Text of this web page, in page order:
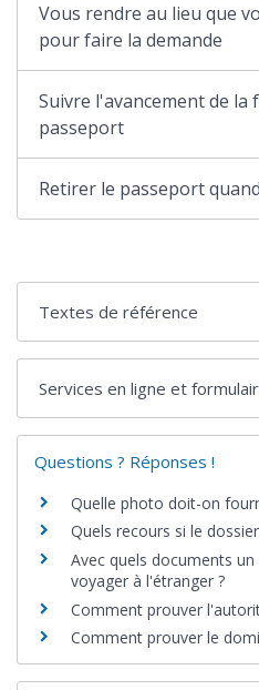
Vous rendre au lieu que
pour faire la demande
Suivre l'avancement de la
passeport
Retirer le passeport
Textes de référence
Services en ligne et
Questions ? Réponses !
Quelle photo doit-on
Quels recours si le
Avec quels documents
voyager à l'étranger ?
Comment prouver
Comment prouver le